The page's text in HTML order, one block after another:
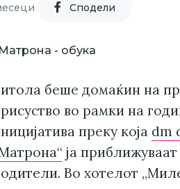
Cподели
беше домаќин на
во рамки на
преку која dm
ја
Во хотелот